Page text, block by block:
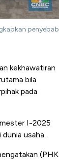
penyebab
kekhawatiran
bila
pada
I-2025
usaha.
(PHK